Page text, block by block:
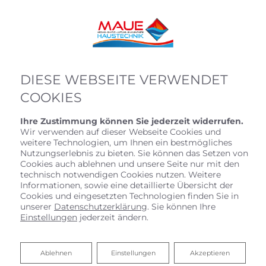
DIESE WEBSEITE VERWENDET
COOKIES
Ihre Zustimmung können Sie jederzeit widerrufen.
Wir verwenden auf dieser Webseite Cookies und
weitere Technologien, um Ihnen ein bestmögliches
Nutzungserlebnis zu bieten. Sie können das Setzen von
Cookies auch ablehnen und unsere Seite nur mit den
technisch notwendigen Cookies nutzen. Weitere
Informationen, sowie eine detaillierte Übersicht der
Cookies und eingesetzten Technologien finden Sie in
unserer Datenschutzerklärung. Sie können Ihre
Einstellungen jederzeit ändern.
Akzeptieren
Einstellungen
Ablehnen
Ablehnen